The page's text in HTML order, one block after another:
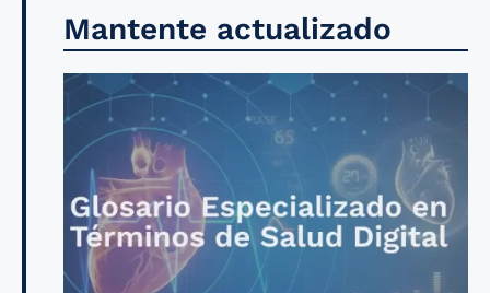
Mantente actualizado